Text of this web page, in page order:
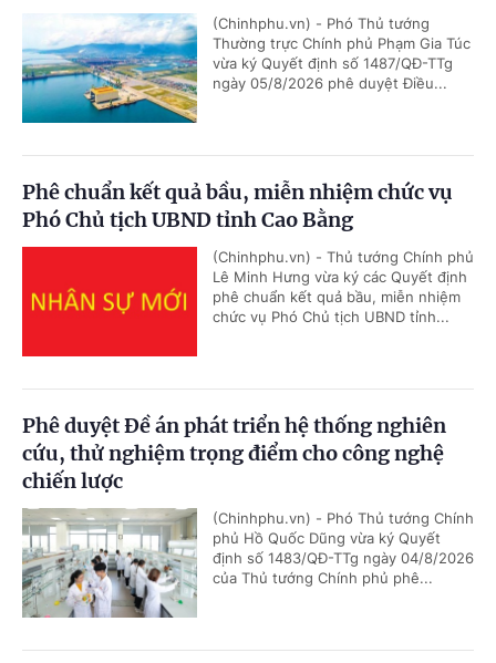
(Chinhphu.vn) - Phó Thủ tướng
Thường trực Chính phủ Phạm Gia Túc
vừa ký Quyết định số 1487/QĐ-TTg
ngày 05/8/2026 phê duyệt Điều...
Phê chuẩn kết quả bầu, miễn nhiệm chức vụ
Phó Chủ tịch UBND tỉnh Cao Bằng
(Chinhphu.vn) - Thủ tướng Chính phủ
Lê Minh Hưng vừa ký các Quyết định
phê chuẩn kết quả bầu, miễn nhiệm
chức vụ Phó Chủ tịch UBND tỉnh...
Phê duyệt Đề án phát triển hệ thống nghiên
cứu, thử nghiệm trọng điểm cho công nghệ
chiến lược
(Chinhphu.vn) - Phó Thủ tướng Chính
phủ Hồ Quốc Dũng vừa ký Quyết
định số 1483/QĐ-TTg ngày 04/8/2026
của Thủ tướng Chính phủ phê...